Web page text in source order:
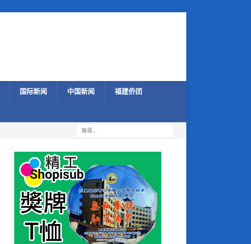
国际新闻 中国新闻 福建侨团